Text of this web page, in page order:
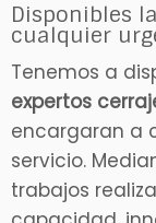
Disponibles
cualquier
Tenemos a
expertos
encargaran a
servicio.
trabajos